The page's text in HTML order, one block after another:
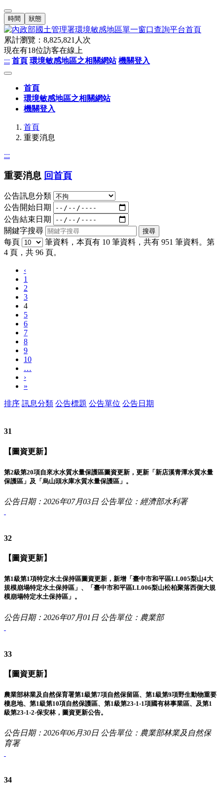
時間 狀態
累計瀏覽： 8,825,821 人次
現在有18位訪客在線上
::: 首頁 環境敏感地區之相關網站 機關登入
首頁
環境敏感地區之相關網站
機關登入
首頁
重要消息
:::
重要消息 回首頁
公告訊息分類
公告開始日期
公告結束日期
關鍵字搜尋
每頁
筆資料，本頁有 10 筆資料，共有 951 筆資料。第
4 頁，共 96 頁。
‹
1
2
3
4
5
6
7
8
9
10
…
›
»
排序 訊息分類 公告標題 公告單位 公告日期
31
【圖資更新】
第2級第20項自來水水質水量保護區圖資更新，更新「新店溪青潭水質水量
保護區」及「烏山頭水庫水質水量保護區」。
公告日期：2026年07月03日 公告單位：經濟部水利署
32
【圖資更新】
第1級第1項特定水土保持區圖資更新，新增「臺中市和平區LL005梨山4大
規模崩塌特定水土保持區」、「臺中市和平區LL006梨山松柏聚落西側大規
模崩塌特定水土保持區」。
公告日期：2026年07月01日 公告單位：農業部
33
【圖資更新】
農業部林業及自然保育署第1級第7項自然保留區、第1級第9項野生動物重要
棲息地、第1級第10項自然保護區、第1級第23-1-1項國有林事業區、及第1
級第23-1-2-保安林，圖資更新公告。
公告日期：2026年06月30日 公告單位：農業部林業及自然保
育署
34